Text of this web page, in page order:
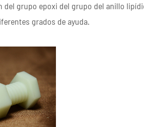
del grupo epoxi del grupo del anillo
grados de ayuda.